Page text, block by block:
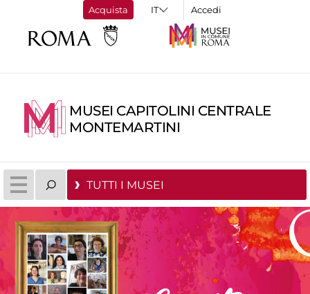
Acquista Accedi
MUSEI CAPITOLINI CENTRALE
MONTEMARTINI
TUTTI I MUSEI